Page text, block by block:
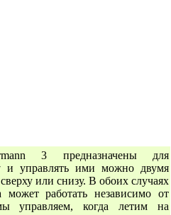
3 предназначены для
и управлять ими можно двумя
или снизу. В обоих случаях
может работать независимо от
управляем, когда летим на